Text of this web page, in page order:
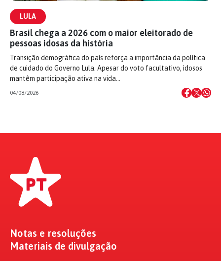
LULA
Brasil chega a 2026 com o maior eleitorado de
pessoas idosas da história
Transição demográfica do país reforça a importância da política
de cuidado do Governo Lula. Apesar do voto facultativo, idosos
mantêm participação ativa na vida…
04/08/2026
Notas e resoluções
Materiais de divulgação